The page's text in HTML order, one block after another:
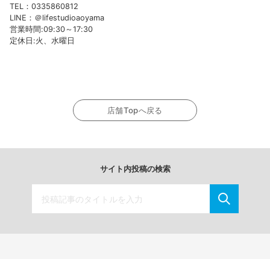
TEL：0335860812
LINE：＠lifestudioaoyama
営業時間:09:30～17:30
定休日:火、水曜日
店舗Topへ戻る
サイト内投稿の検索